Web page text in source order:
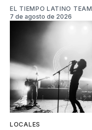
EL TIEMPO LATINO TEAM
7 de agosto de 2026
LOCALES